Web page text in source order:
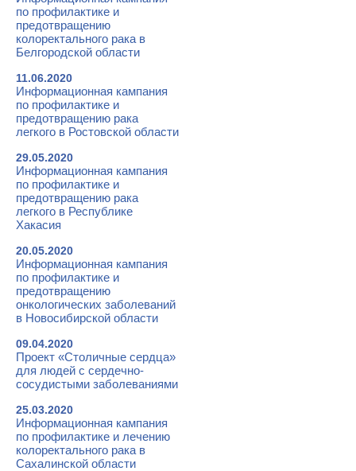
по профилактике и
предотвращению
колоректального рака в
Белгородской области
11.06.2020
Информационная кампания
по профилактике и
предотвращению рака
легкого в Ростовской области
29.05.2020
Информационная кампания
по профилактике и
предотвращению рака
легкого в Республике
Хакасия
20.05.2020
Информационная кампания
по профилактике и
предотвращению
онкологических заболеваний
в Новосибирской области
09.04.2020
Проект «Столичные сердца»
для людей с сердечно-
сосудистыми заболеваниями
25.03.2020
Информационная кампания
по профилактике и лечению
колоректального рака в
Сахалинской области